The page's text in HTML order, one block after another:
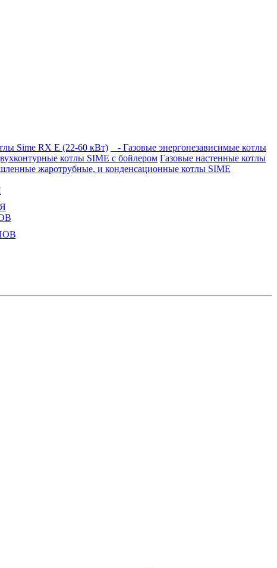
Sime RX E (22-60 кВт)
- Газовые энергонезависимые котлы
котлы SIME с бойлером Газовые настенные котлы
жаротрубные, и конденсационные котлы SIME